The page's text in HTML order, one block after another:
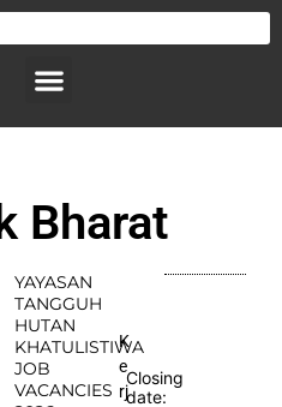
Bharat
YAYASAN
TANGGUH
HUTAN
KHATULISTIWA
JOB
VACANCIES
K
e
rj
Closing
date: